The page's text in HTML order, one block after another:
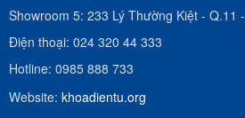
Showroom 5: 233 Lý Thường Kiệt - Q.11
Điện thoại: 024 320 44 333
Hotline: 0985 888 733
Website: khoadientu.org